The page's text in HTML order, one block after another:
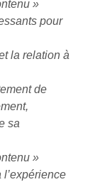
»
pour
la relation à
de
sa
»
l’expérience